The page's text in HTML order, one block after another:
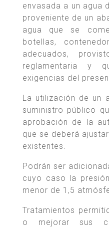
envasada a un agua
proveniente de un
agua que se
botellas,
adecuados,
reglamentaria y
exigencias del
La utilización de un
suministro público
aprobación de la
que se deberá
existentes.
Podrán ser
cuyo caso la
menor de 1,5
Tratamientos
o mejorar sus